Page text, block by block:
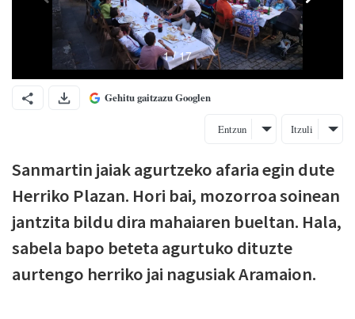
Gehitu gaitzazu Googlen
Entzun Itzuli
Sanmartin jaiak agurtzeko afaria egin dute
Herriko Plazan. Hori bai, mozorroa soinean
jantzita bildu dira mahaiaren bueltan. Hala,
sabela bapo beteta agurtuko dituzte
aurtengo herriko jai nagusiak Aramaion.